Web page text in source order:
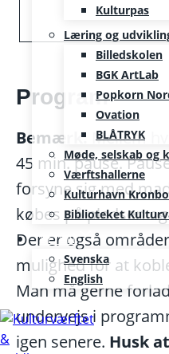
Kulturpas
Læring og
Billedskolen
BGK ArtLab
Popkorn
Ovation
BLÅTRYK
Møde, selskab og
Værftshallerne
Kulturhavn
Biblioteket
SE/EN
Svenska
English
Program
Bemærk: Mellem
45 min. pause.
forsyne sig med
købes på pladsen
Der er også
mulighed for at
Man må gerne
undervejs i
igen senere. Husk